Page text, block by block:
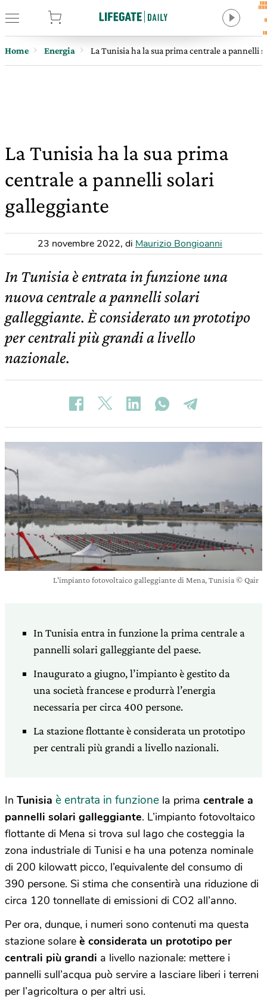
Home Energia La Tunisia ha la sua prima centrale a pannelli
La Tunisia ha la sua prima
centrale a pannelli solari
galleggiante
23 novembre 2022, di Maurizio Bongioanni
In Tunisia è entrata in funzione una
nuova centrale a pannelli solari
galleggiante. È considerato un prototipo
per centrali più grandi a livello
nazionale.
L'impianto fotovoltaico galleggiante di Mena, Tunisia © Qair
In Tunisia entra in funzione la prima centrale a
pannelli solari galleggiante del paese.
Inaugurato a giugno, l’impianto è gestito da
una società francese e produrrà l’energia
necessaria per circa 400 persone.
La stazione flottante è considerata un prototipo
per centrali più grandi a livello nazionali.
In Tunisia è entrata in funzione la prima centrale a
pannelli solari galleggiante. L’impianto fotovoltaico
flottante di Mena si trova sul lago che costeggia la
zona industriale di Tunisi e ha una potenza nominale
di 200 kilowatt picco, l’equivalente del consumo di
390 persone. Si stima che consentirà una riduzione di
circa 120 tonnellate di emissioni di CO2 all’anno.
Per ora, dunque, i numeri sono contenuti ma questa
stazione solare è considerata un prototipo per
centrali più grandi a livello nazionale: mettere i
pannelli sull’acqua può servire a lasciare liberi i terreni
per l’agricoltura o per altri usi.